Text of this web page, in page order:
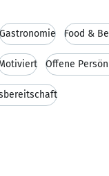
Gastronomie Food &
Offene